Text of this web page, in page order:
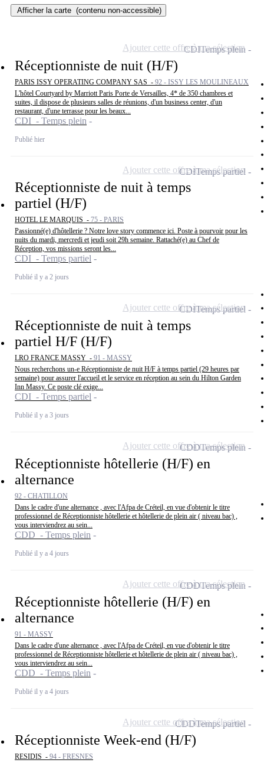
Afficher la carte (contenu non-accessible)
Réceptionniste de nuit (H/F)
PARIS ISSY OPERATING COMPANY SAS - 92 - ISSY LES MOULINEAUX
L'hôtel Courtyard by Marriott Paris Porte de Versailles, 4* de 350 chambres et
suites, il dispose de plusieurs salles de réunions, d'un business center, d'un
restaurant, d'une terrasse pour les beaux...
CDI - Temps plein
Publié hier
CDITemps plein
Ajouter cette offre à ma sélection
Réceptionniste de nuit à temps
partiel (H/F)
HOTEL LE MARQUIS - 75 - PARIS
Passionné(e) d'hôtellerie ? Notre love story commence ici. Poste à pourvoir pour les
nuits du mardi, mercredi et jeudi soit 29h semaine. Rattaché(e) au Chef de
Réception, vos missions seront les...
CDI - Temps partiel
Publié il y a 2 jours
CDITemps partiel
Ajouter cette offre à ma sélection
Réceptionniste de nuit à temps
partiel H/F (H/F)
LRO FRANCE MASSY - 91 - MASSY
Nous recherchons un-e Réceptionniste de nuit H/F à temps partiel (29 heures par
semaine) pour assurer l'accueil et le service en réception au sein du Hilton Garden
Inn Massy. Ce poste clé exige...
CDI - Temps partiel
Publié il y a 3 jours
CDITemps partiel
Ajouter cette offre à ma sélection
Réceptionniste hôtellerie (H/F) en
alternance
92 - CHATILLON
Dans le cadre d'une alternance , avec l'Afpa de Créteil, en vue d'obtenir le titre
professionnel de Réceptionniste hôtellerie et hôtellerie de plein air ( niveau bac) ,
vous interviendrez au sein...
CDD - Temps plein
Publié il y a 4 jours
CDDTemps plein
Ajouter cette offre à ma sélection
Réceptionniste hôtellerie (H/F) en
alternance
91 - MASSY
Dans le cadre d'une alternance , avec l'Afpa de Créteil, en vue d'obtenir le titre
professionnel de Réceptionniste hôtellerie et hôtellerie de plein air ( niveau bac) ,
vous interviendrez au sein...
CDD - Temps plein
Publié il y a 4 jours
CDDTemps plein
Ajouter cette offre à ma sélection
Réceptionniste Week-end (H/F)
RESIDIS - 94 - FRESNES
CDDTemps partiel
Ajouter cette offre à ma sélection